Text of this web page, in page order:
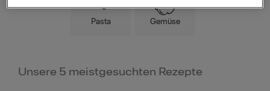
Pasta Gemüse
Unsere 5 meistgesuchten Rezepte